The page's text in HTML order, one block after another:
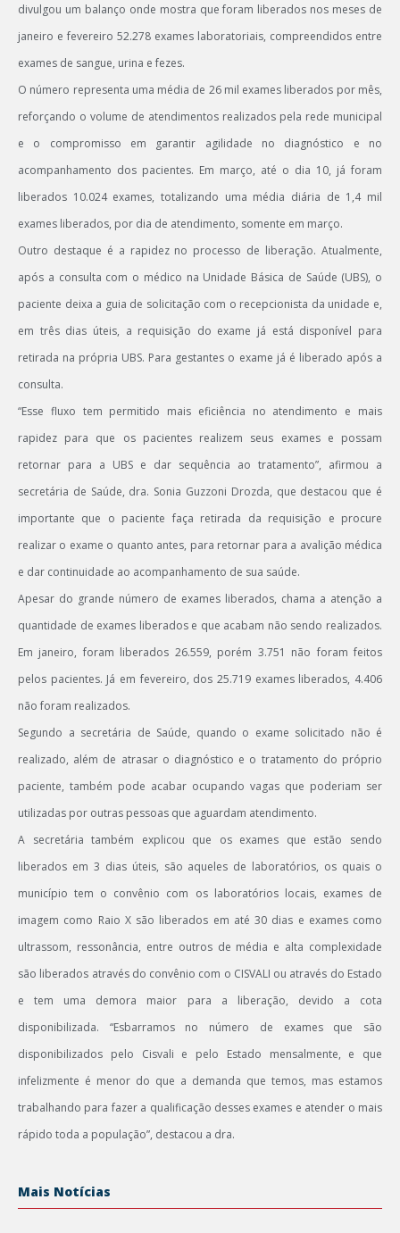
divulgou um balanço onde mostra que foram liberados nos meses de
janeiro e fevereiro 52.278 exames laboratoriais, compreendidos entre
exames de sangue, urina e fezes.
O número representa uma média de 26 mil exames liberados por mês,
reforçando o volume de atendimentos realizados pela rede municipal
e o compromisso em garantir agilidade no diagnóstico e no
acompanhamento dos pacientes. Em março, até o dia 10, já foram
liberados 10.024 exames, totalizando uma média diária de 1,4 mil
exames liberados, por dia de atendimento, somente em março.
Outro destaque é a rapidez no processo de liberação. Atualmente,
após a consulta com o médico na Unidade Básica de Saúde (UBS), o
paciente deixa a guia de solicitação com o recepcionista da unidade e,
em três dias úteis, a requisição do exame já está disponível para
retirada na própria UBS. Para gestantes o exame já é liberado após a
consulta.
“Esse fluxo tem permitido mais eficiência no atendimento e mais
rapidez para que os pacientes realizem seus exames e possam
retornar para a UBS e dar sequência ao tratamento”, afirmou a
secretária de Saúde, dra. Sonia Guzzoni Drozda, que destacou que é
importante que o paciente faça retirada da requisição e procure
realizar o exame o quanto antes, para retornar para a avalição médica
e dar continuidade ao acompanhamento de sua saúde.
Apesar do grande número de exames liberados, chama a atenção a
quantidade de exames liberados e que acabam não sendo realizados.
Em janeiro, foram liberados 26.559, porém 3.751 não foram feitos
pelos pacientes. Já em fevereiro, dos 25.719 exames liberados, 4.406
não foram realizados.
Segundo a secretária de Saúde, quando o exame solicitado não é
realizado, além de atrasar o diagnóstico e o tratamento do próprio
paciente, também pode acabar ocupando vagas que poderiam ser
utilizadas por outras pessoas que aguardam atendimento.
A secretária também explicou que os exames que estão sendo
liberados em 3 dias úteis, são aqueles de laboratórios, os quais o
município tem o convênio com os laboratórios locais, exames de
imagem como Raio X são liberados em até 30 dias e exames como
ultrassom, ressonância, entre outros de média e alta complexidade
são liberados através do convênio com o CISVALI ou através do Estado
e tem uma demora maior para a liberação, devido a cota
disponibilizada. “Esbarramos no número de exames que são
disponibilizados pelo Cisvali e pelo Estado mensalmente, e que
infelizmente é menor do que a demanda que temos, mas estamos
trabalhando para fazer a qualificação desses exames e atender o mais
rápido toda a população”, destacou a dra.
Mais Notícias